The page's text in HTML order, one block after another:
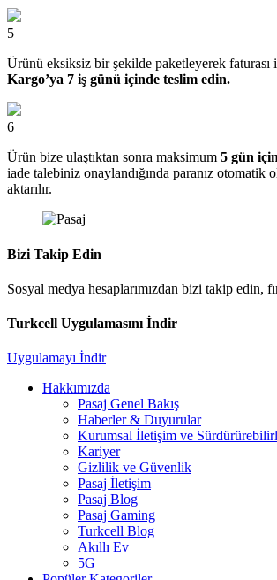
5
Ürünü eksiksiz bir şekilde paketleyerek faturası
Kargo’ya 7 iş günü içinde teslim edin.
6
Ürün bize ulaştıktan sonra maksimum 5 gün
iade talebiniz onaylandığında paranız otomatik
aktarılır.
Bizi Takip Edin
Sosyal medya hesaplarımızdan bizi takip edin,
Turkcell Uygulamasını İndir
Uygulamayı İndir
Hakkımızda
Pasaj Genel Bakış
Haberler & Duyurular
Kurumsal İletişim ve
Kariyer
Gizlilik ve Güvenlik
Pasaj İletişim
Pasaj Blog
Pasaj Gaming
Turkcell Blog
Akıllı Ev
5G